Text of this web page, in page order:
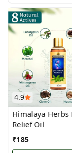
4.9
Himalaya Herbs
Relief Oil
₹185